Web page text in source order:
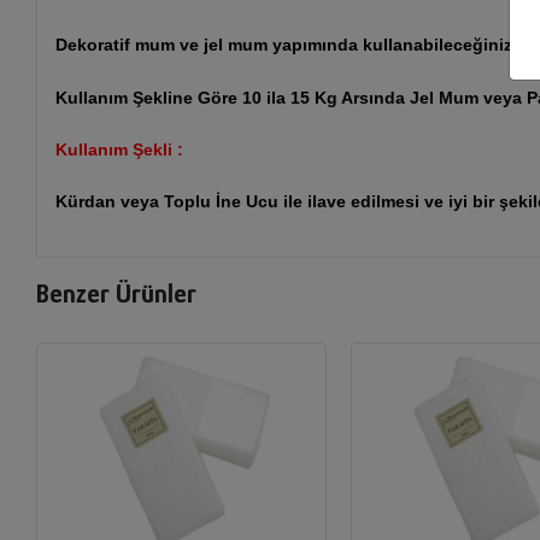
Dekoratif mum ve jel mum yapımında kullanabileceğiniz
Kullanım Şekline Göre 10 ila 15 Kg Arsında Jel Mum veya
Kullanım Şekli :
Kürdan veya Toplu İne Ucu ile ilave edilmesi ve iyi bir
Benzer Ürünler